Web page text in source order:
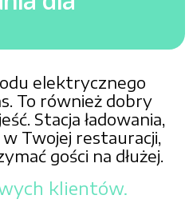
elektrycznego
To również dobry
Stacja ładowania,
Twojej restauracji,
gości na dłużej.
klientów.